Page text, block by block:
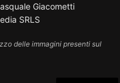
Giacometti
SRLS
delle immagini presenti sul